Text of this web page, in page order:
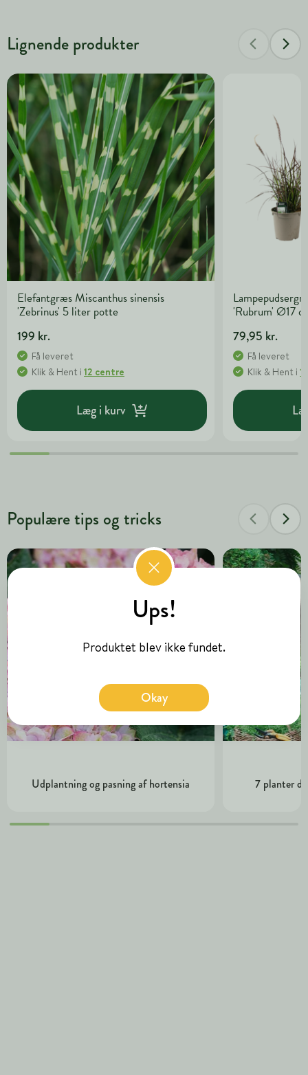
Lignende produkter
Elefantgræs Miscanthus sinensis
'Zebrinus' 5 liter potte
199 kr.
Få leveret
Klik & Hent i 12 centre
Læg i kurv
'Rubrum' Ø17
79,95 kr.
Få leveret
Klik & Hent i
Populære tips og tricks
Udplantning og pasning af hortensia 7 planter
Ups!
Produktet blev ikke fundet.
Okay